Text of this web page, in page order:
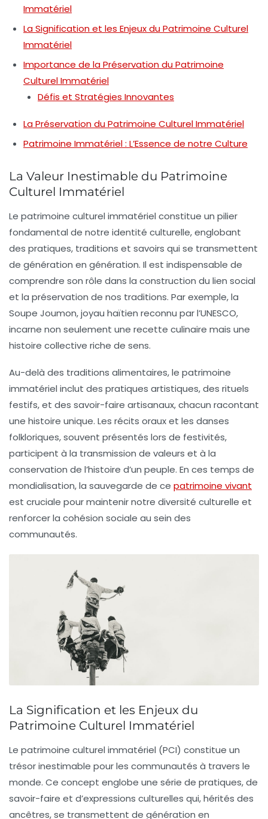
Immatériel
La Signification et les Enjeux du Patrimoine Culturel
Immatériel
Importance de la Préservation du Patrimoine
Culturel Immatériel
Défis et Stratégies Innovantes
La Préservation du Patrimoine Culturel Immatériel
Patrimoine Immatériel : L’Essence de notre Culture
La Valeur Inestimable du Patrimoine
Culturel Immatériel
Le patrimoine culturel immatériel constitue un pilier
fondamental de notre identité culturelle, englobant
des pratiques, traditions et savoirs qui se transmettent
de génération en génération. Il est indispensable de
comprendre son rôle dans la construction du lien social
et la préservation de nos traditions. Par exemple, la
Soupe Joumon, joyau haïtien reconnu par l’UNESCO,
incarne non seulement une recette culinaire mais une
histoire collective riche de sens.
Au-delà des traditions alimentaires, le patrimoine
immatériel inclut des pratiques artistiques, des rituels
festifs, et des savoir-faire artisanaux, chacun racontant
une histoire unique. Les récits oraux et les danses
folkloriques, souvent présentés lors de festivités,
participent à la transmission de valeurs et à la
conservation de l’histoire d’un peuple. En ces temps de
mondialisation, la sauvegarde de ce patrimoine vivant
est cruciale pour maintenir notre diversité culturelle et
renforcer la cohésion sociale au sein des
communautés.
La Signification et les Enjeux du
Patrimoine Culturel Immatériel
Le patrimoine culturel immatériel (PCI) constitue un
trésor inestimable pour les communautés à travers le
monde. Ce concept englobe une série de pratiques, de
savoir-faire et d’expressions culturelles qui, hérités des
ancêtres, se transmettent de génération en